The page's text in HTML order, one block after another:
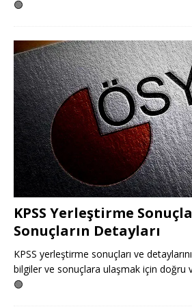
🟢
KPSS Yerleştirme
Sonuçların Detayları
KPSS yerleştirme sonuçları ve
bilgiler ve sonuçlara ulaşmak için doğru
🟢